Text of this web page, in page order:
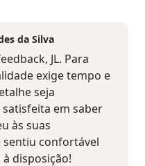
da Silva
JL. Para
exige tempo e
seja
em saber
às suas
sentiu confortável
disposição!